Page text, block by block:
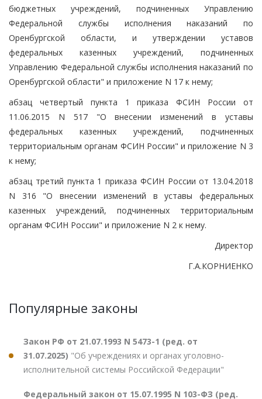
бюджетных учреждений, подчиненных Управлению
Федеральной службы исполнения наказаний по
Оренбургской области, и утверждении уставов
федеральных казенных учреждений, подчиненных
Управлению Федеральной службы исполнения наказаний по
Оренбургской области" и приложение N 17 к нему;
абзац четвертый пункта 1 приказа ФСИН России от
11.06.2015 N 517 "О внесении изменений в уставы
федеральных казенных учреждений, подчиненных
территориальным органам ФСИН России" и приложение N 3
к нему;
абзац третий пункта 1 приказа ФСИН России от 13.04.2018
N 316 "О внесении изменений в уставы федеральных
казенных учреждений, подчиненных территориальным
органам ФСИН России" и приложение N 2 к нему.
Директор
Г.А.КОРНИЕНКО
Популярные законы
Закон РФ от 21.07.1993 N 5473-1 (ред. от
31.07.2025) "Об учреждениях и органах уголовно-
исполнительной системы Российской Федерации"
Федеральный закон от 15.07.1995 N 103-ФЗ (ред.